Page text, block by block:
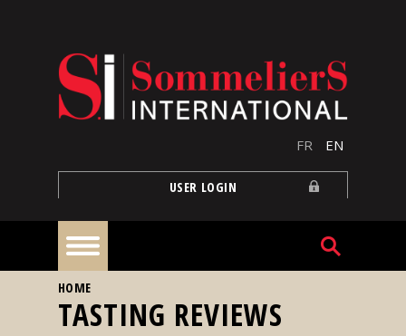
FR EN
USER LOGIN
Home
YOU ARE HERE
HOME
TASTING REVIEWS